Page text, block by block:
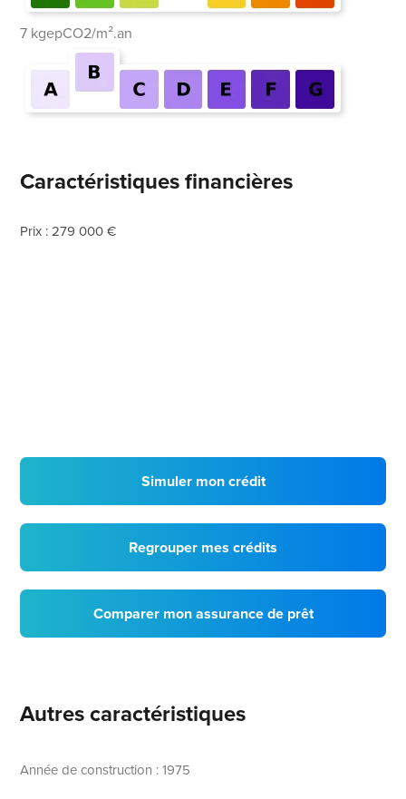
7 kgepCO2/m².an
Caractéristiques financières
Prix : 279 000 €
Simuler mon crédit
Regrouper mes crédits
Comparer mon assurance de prêt
Autres caractéristiques
Année de construction : 1975